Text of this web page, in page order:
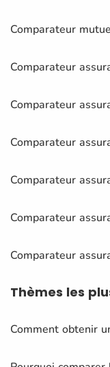
Comparateur
Comparateur
Comparateur
Comparateur
Comparateur
Comparateur
Comparateur
Thèmes les
Comment obtenir